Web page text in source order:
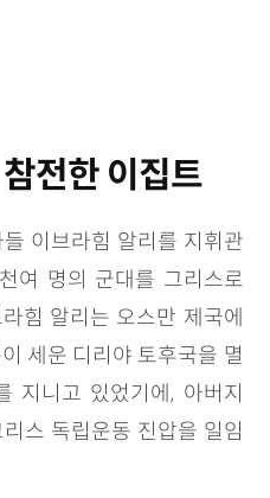
전한 이집트
이브라힘 알리를 지휘관
여 명의 군대를 그리스로
힘 알리는 오스만 제국에
세운 디리야 토후국을 멸
지니고 있었기에, 아버지
스 독립운동 진압을 일임